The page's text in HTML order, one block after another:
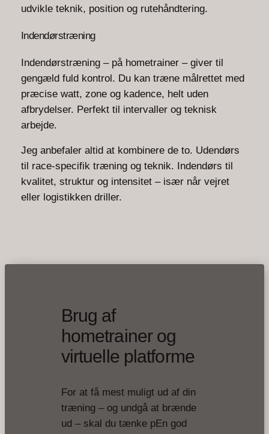
udvikle teknik, position og rutehåndtering.
Indendørstræning
Indendørstræning – på hometrainer – giver til
gengæld fuld kontrol. Du kan træne målrettet med
præcise watt, zone og kadence, helt uden
afbrydelser. Perfekt til intervaller og teknisk
arbejde.
Jeg anbefaler altid at kombinere de to. Udendørs
til race-specifik træning og teknik. Indendørs til
kvalitet, struktur og intensitet – især når vejret
eller logistikken driller.
Brug af
hometrainer og
virtuelle platforme
For at få mest muligt ud af din
træning – og undgå at brænde
ud – skal du tænke pEn god